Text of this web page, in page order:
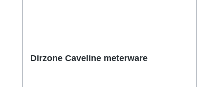
Dirzone Caveline meterware